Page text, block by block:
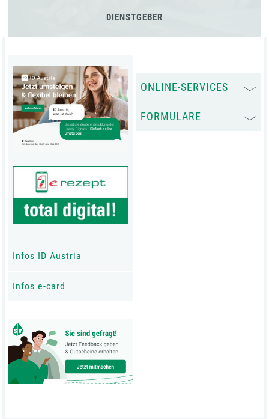
DIENSTGEBER
Infos ID Austria
Infos e-card
ONLINE-SERVICES
FORMULARE